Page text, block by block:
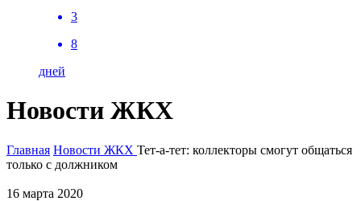
3
8
дней
Новости ЖКХ
Главная Новости ЖКХ Тет-а-тет: коллекторы смогут общаться
только с должником
16 марта 2020